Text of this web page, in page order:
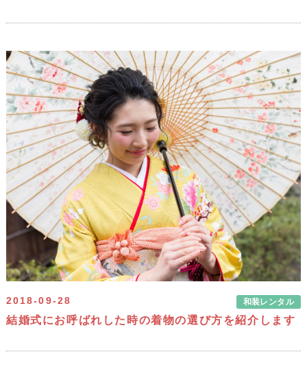
2018-09-28 和装レンタル
結婚式にお呼ばれした時の着物の選び方を紹介します